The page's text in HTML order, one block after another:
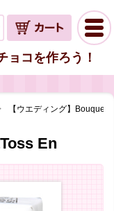
ョコを作ろう！
【ウエディング】
En